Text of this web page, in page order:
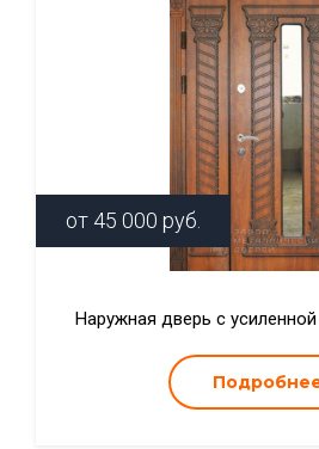
от 45 000 руб.
Наружная дверь с